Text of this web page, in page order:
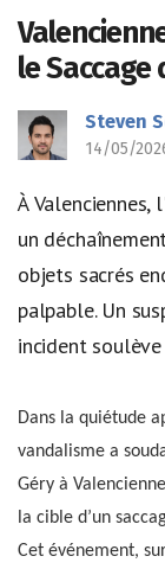
le Saccage
Steven
14/05/
À Valenciennes,
un
objets sacrés
palpable. Un
incident
Dans la quiétude
vandalisme a
Géry à
la cible d’un
Cet événement,